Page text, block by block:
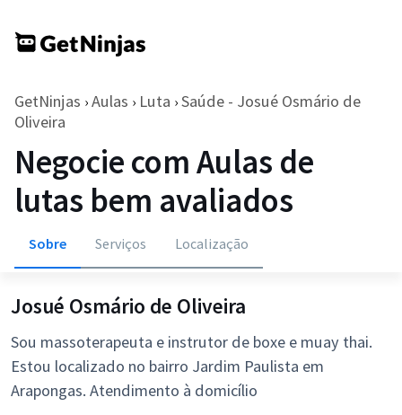
GetNinjas › Aulas › Luta › Saúde - Josué Osmário de
Oliveira
Negocie com Aulas de
lutas bem avaliados
Sobre Serviços Localização
Josué Osmário de Oliveira
Sou massoterapeuta e instrutor de boxe e muay thai.
Estou localizado no bairro Jardim Paulista em
Arapongas. Atendimento à domicílio